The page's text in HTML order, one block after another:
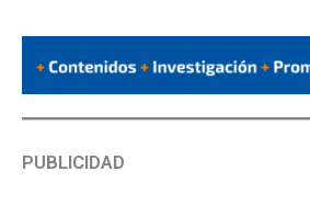
PUBLICIDAD